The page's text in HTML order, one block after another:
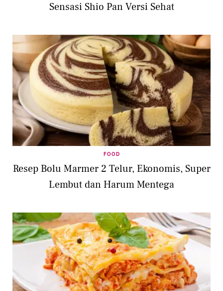
Sensasi Shio Pan Versi Sehat
FOOD
Resep Bolu Marmer 2 Telur, Ekonomis, Super
Lembut dan Harum Mentega